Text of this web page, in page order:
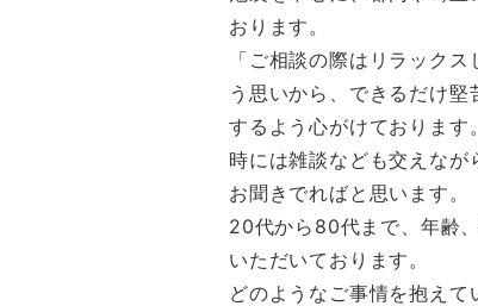
おります。
「ご相談の際はリラック
う思いから、できるだけ
するよう心がけております。
時には雑談なども交えなが
お聞きでればと思います。
20代から80代まで、年齢
いただいております。
どのようなご事情を抱え